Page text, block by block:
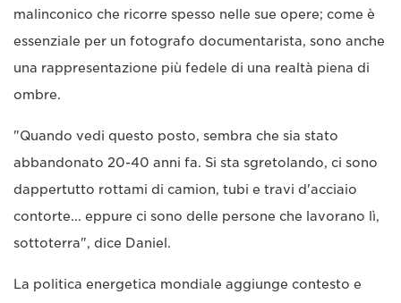
malinconico che ricorre spesso nelle sue opere; come è
essenziale per un fotografo documentarista, sono anche
una rappresentazione più fedele di una realtà piena di
ombre.
"Quando vedi questo posto, sembra che sia stato
abbandonato 20-40 anni fa. Si sta sgretolando, ci sono
dappertutto rottami di camion, tubi e travi d'acciaio
contorte... eppure ci sono delle persone che lavorano lì,
sottoterra", dice Daniel.
La politica energetica mondiale aggiunge contesto e